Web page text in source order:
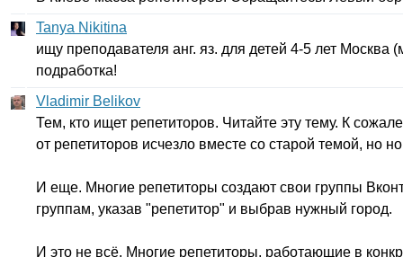
Tanya Nikitina
ищу преподавателя анг. яз. для детей 4-5 лет Москва
подработка!
Vladimir Belikov
Тем, кто ищет репетиторов. Читайте эту тему. К
от репетиторов исчезло вместе со старой темой, но
И еще. Многие репетиторы создают свои группы
группам, указав "репетитор" и выбрав нужный город.
И это не всё. Многие репетиторы, работающие в